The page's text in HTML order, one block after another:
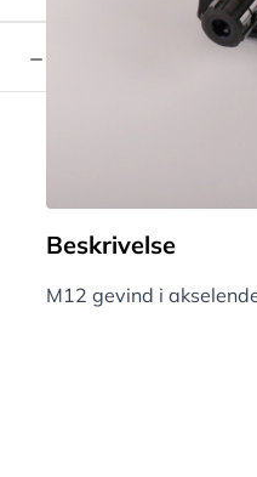
Beskrivelse
M12 gevind i